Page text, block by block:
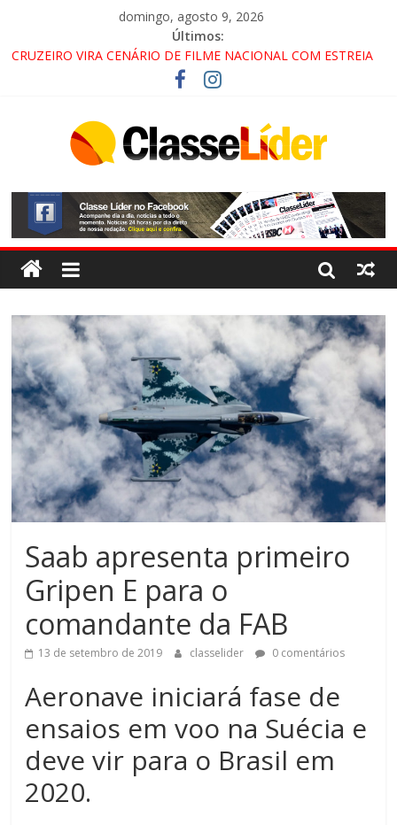
domingo, agosto 9, 2026
Últimos:
CRUZEIRO VIRA CENÁRIO DE FILME NACIONAL COM ESTREIA
PROMOTOR DO GAECO
ACESSO À APARECIDA NA DUTRA SERÁ BLOQUEADO NO FIM
ALTERNATIVAS
LORENA, PINDAMONHANGABA E QUELUZ NA RETA FINAL
PELA FÁBRICA DA COCA-COLA!
Saab apresenta primeiro
Gripen E para o
comandante da FAB
13 de setembro de 2019 classelider 0 comentários
Aeronave iniciará fase de
ensaios em voo na Suécia e
deve vir para o Brasil em
2020.